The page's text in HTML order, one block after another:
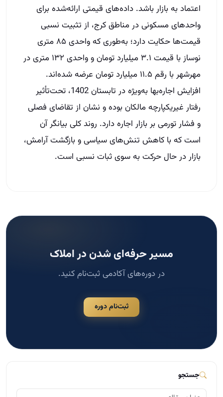
اعتماد به بازار باشد. داده‌های قیمتی ارائه‌شده برای
واحدهای مسکونی در مناطق کرج، از تثبیت نسبی
قیمت‌ها حکایت دارد؛ به‌طوری که واحدی ۸۵ متری
نوساز با قیمت ۳.۱ میلیارد تومان و واحدی ۱۳۲ متری در
مهرشهر با رقم ۱۱.۵ میلیارد تومان عرضه شده‌اند.
افزایش اجاره‌بها به‌ویژه در تابستان 1402، تحت‌تأثیر
رفتار غیریکپارچه مالکان بوده و نشان از تقاضای فصلی
و فشار تورمی بر بازار اجاره دارد. روند کلی بیانگر آن
است که با کاهش تنش‌های سیاسی و بازگشت آرامش،
بازار در حال حرکت به سوی ثبات نسبی است.
مسیر حرفه‌ای شدن در املاک
در دوره‌های آکادمی ثبت‌نام کنید.
ثبت‌نام دوره
جستجو